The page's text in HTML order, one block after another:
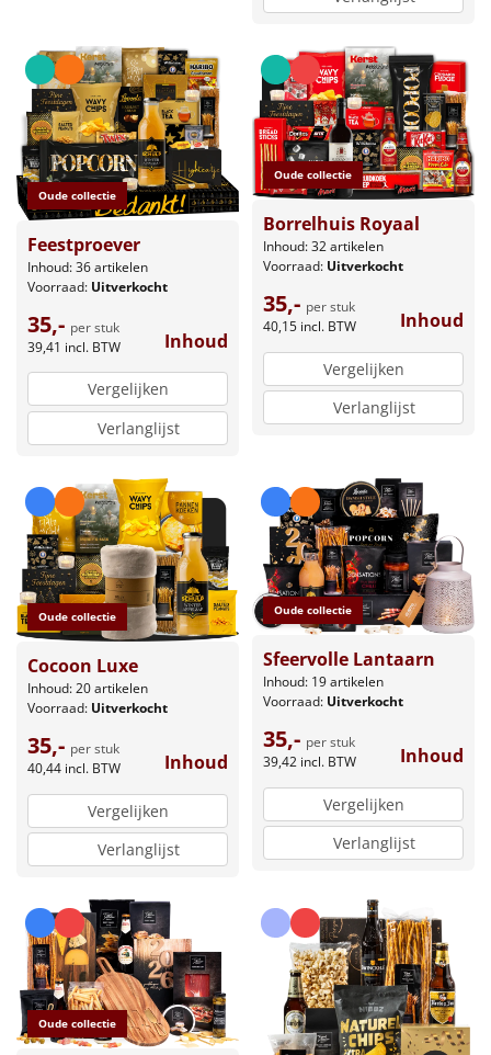
Oude collectie
Feestproever
Inhoud: 36 artikelen
Voorraad: Uitverkocht
35,- per stuk
39,41 incl. BTW Inhoud
Vergelijken
Verlanglijst
Oude collectie
Borrelhuis Royaal
Inhoud: 32 artikelen
Voorraad: Uitverkocht
35,- per stuk
40,15 incl. BTW Inhoud
Vergelijken
Verlanglijst
Oude collectie
Cocoon Luxe
Inhoud: 20 artikelen
Voorraad: Uitverkocht
35,- per stuk
40,44 incl. BTW Inhoud
Vergelijken
Verlanglijst
Oude collectie
Sfeervolle Lantaarn
Inhoud: 19 artikelen
Voorraad: Uitverkocht
35,- per stuk
39,42 incl. BTW Inhoud
Vergelijken
Verlanglijst
Oude collectie